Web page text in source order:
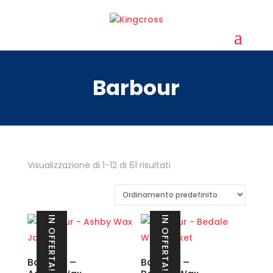
Barbour
Visualizzazione di 1-12 di 61 risultati
IN OFFERTA!
Barbour –
IN OFFERTA!
Barbour –